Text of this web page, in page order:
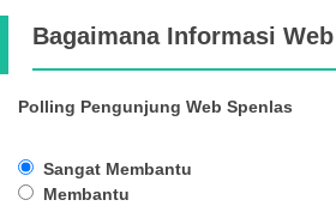
Bagaimana Informasi
Polling Pengunjung Web Spenlas
Sangat Membantu
Membantu